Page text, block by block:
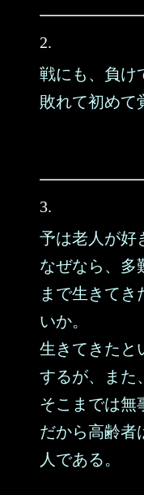
2.
戦にも、負け
敗れて初めて
3.
予は老人が好
なぜなら、多
まで生きてき
いか。
生きてきたと
するが、また
そこまでは無
だから高齢者
人である。